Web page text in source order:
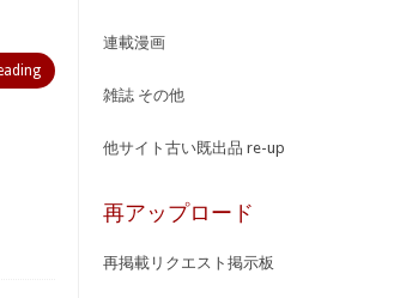
連載漫画
雑誌 その他
他サイト古い既出品 re-up
再アップロード
再掲載リクエスト掲示板